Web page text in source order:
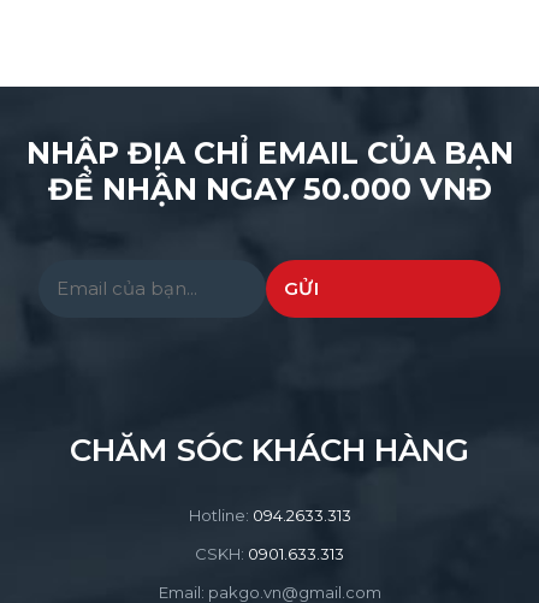
NHẬP ĐỊA CHỈ EMAIL CỦA BẠN
ĐỂ NHẬN NGAY 50.000 VNĐ
Please leave this field empty.
CHĂM SÓC KHÁCH HÀNG
Hotline: 094.2633.313
CSKH: 0901.633.313
Email: pakgo.vn@gmail.com